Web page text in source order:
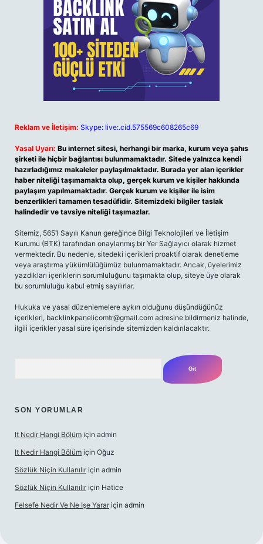
Reklam ve İletişim: Skype: live:.cid.575569c608265c69
Yasal Uyarı: Bu internet sitesi, herhangi bir marka, kurum veya şahıs
şirketi ile hiçbir bağlantısı bulunmamaktadır. Sitede yalnızca kendi
hazırladığımız makaleler paylaşılmaktadır. Burada yer alan içerikler
haber niteliği taşımamakta olup, gerçek kurum ve kişiler hakkında
paylaşım yapılmamaktadır. Gerçek kurum ve kişiler ile isim
benzerlikleri tamamen tesadüfidir. Sitemizdeki bilgiler taslak
halindedir ve tavsiye niteliği taşımazlar.
Sitemiz, 5651 Sayılı Kanun gereğince Bilgi Teknolojileri ve İletişim
Kurumu (BTK) tarafından onaylanmış bir Yer Sağlayıcı olarak hizmet
vermektedir. Bu nedenle, sitedeki içerikleri proaktif olarak denetleme
veya araştırma yükümlülüğümüz bulunmamaktadır. Ancak, üyelerimiz
yazdıkları içeriklerin sorumluluğunu taşımakta olup, siteye üye olarak
bu sorumluluğu kabul etmiş sayılırlar.
Hukuka ve yasal düzenlemelere aykırı olduğunu düşündüğünüz
içerikleri, backlinkpanelicomtr@gmail.com adresine bildirmeniz halinde,
ilgili içerikler yasal süre içerisinde sitemizden kaldırılacaktır.
SON YORUMLAR
It Nedir Hangi Bölüm için admin
It Nedir Hangi Bölüm için Oğuz
Sözlük Niçin Kullanılır için admin
Sözlük Niçin Kullanılır için Hatice
Felsefe Nedir Ve Ne Işe Yarar için admin